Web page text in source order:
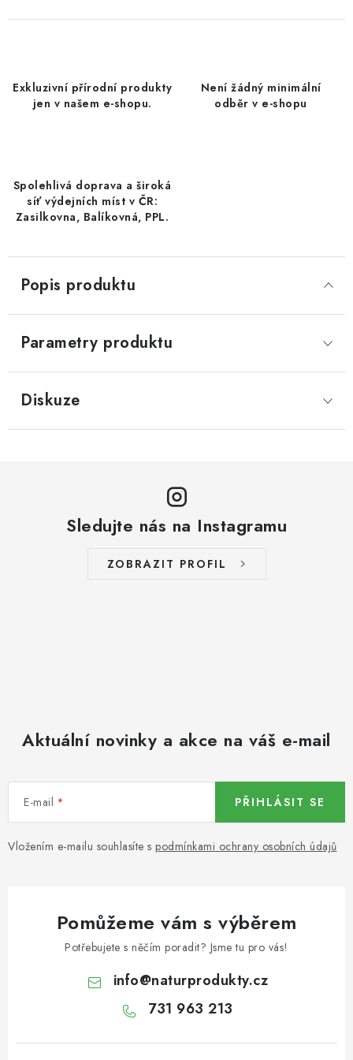
LYOFILIZOVANÉ OVOCE
KOŘENÍ / TEKUTÁ OCHUCOVADLA/OMÁČKY
SUŠENÉ OVOCE / MERUŇKY SÍŘENÉ / MERUŇKY
LYOFILIZOVANÉ OVOCE / MANGO
LYOFILIZOVANÉ OVOCE / JAHODY
OŘECHY PRAŽENÉ, SOLENÉ A DOCHUCENÉ /
PISTÁCIE PRAŽENÉ SOLENÉ
DÁRKOVÉ POUKAZY
OŘECHY NATURAL / MANDLE
OŘECHY NATURAL / KEŠU OŘECHY / KEŠU OŘECHY
CELÉ NATURAL
OŘECHY NATURAL / PODZEMNICE (ARAŠÍDY) /
PODZEMNICE OLEJNÁ BLANŠÍROVANÁ
Exkluzivní přírodní produkty
jen v našem e-shopu.
Není žádný minimální
odběr v e-shopu
Spolehlivá doprava a široká
síť výdejních míst v ČR:
Zasilkovna, Balíkovná, PPL.
Popis produktu
Parametry produktu
Diskuze
Sledujte nás na Instagramu
ZOBRAZIT PROFIL
Aktuální novinky a akce na váš e-mail
E-mail
Vložením e-mailu souhlasíte s podmínkami ochrany osobních údajů
PŘIHLÁSIT SE
Pomůžeme vám s výběrem
Potřebujete s něčím poradit? Jsme tu pro vás!
info@naturprodukty.cz
731 963 213